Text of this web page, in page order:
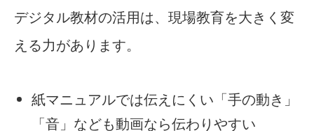
デジタル教材の活用は、現場教育を大きく変
える力があります。
紙マニュアルでは伝えにくい「手の動き」
「音」なども動画なら伝わりやすい